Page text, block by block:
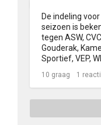
De indeling
seizoen is
tegen ASW,
Gouderak,
Sportief, VEP,
10 graag 1